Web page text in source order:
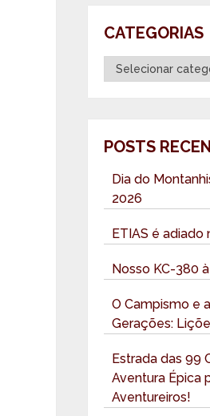
CATEGORIAS
Categorias
POSTS
Dia do
2026
ETIAS é adiado
Nosso KC-380
O Campismo e
Gerações:
Estrada das 99
Aventura Épica
Aventureiros!